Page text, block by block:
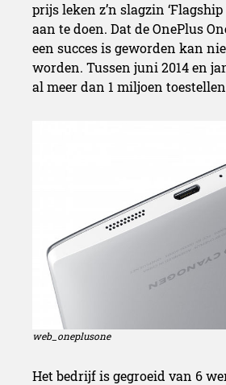
prijs leken z’n slagzin
aan te doen. Dat de OnePlus
een succes is geworden kan
worden. Tussen juni 2014 en
al meer dan 1 miljoen
web_oneplusone
Het bedrijf is gegroeid van 6